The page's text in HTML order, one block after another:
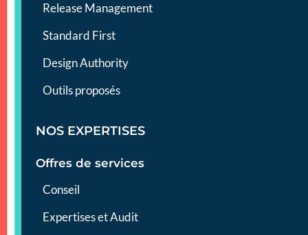
Release Management
Standard First
Design Authority
Outils proposés
NOS EXPERTISES
Offres de services
Conseil
Expertises et Audit